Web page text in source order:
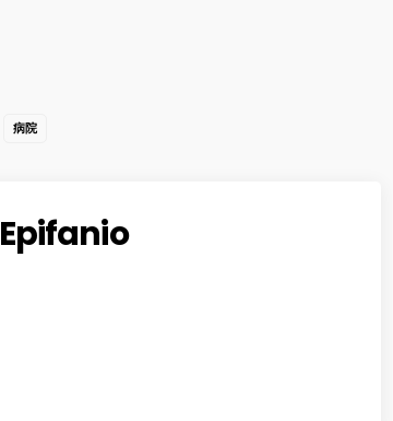
病院
Epifanio